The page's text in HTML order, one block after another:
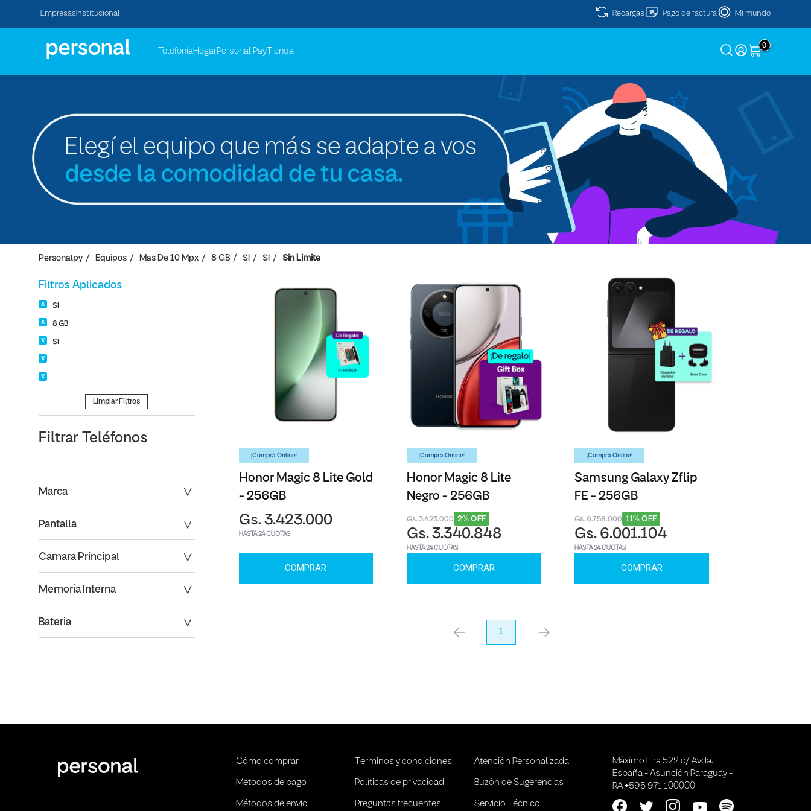
Empresas Institucional Recargas Pago de factura Mi mundo
TelefoníaHogarPersonal Pay Tienda
0
Personalpy Equipos Mas De 10 Mpx 8 GB SI SI Sin Limite
Filtros Aplicados
SI
8 GB
SI
Limpiar Filtros
Filtrar Teléfonos
Marca
Pantalla
Camara Principal
Memoria Interna
Bateria
¡Comprá Online!
Honor Magic 8 Lite Gold
- 256GB
Gs. 3.423.000
HASTA 24 CUOTAS
COMPRAR
¡Comprá Online!
Honor Magic 8 Lite
Negro - 256GB
2% OFF
Gs. 3.423.000
Gs. 3.340.848
HASTA 24 CUOTAS
COMPRAR
¡Comprá Online!
Samsung Galaxy Zflip
FE - 256GB
11% OFF
Gs. 6.758.000
Gs. 6.001.104
HASTA 24 CUOTAS
COMPRAR
anterior 1 próximo
Cómo comprar
Métodos de pago
Métodos de envio
Términos y condiciones
Políticas de privacidad
Preguntas frecuentes
Atención Personalizada
Buzón de Sugerencias
Servicio Técnico
Máximo Lira 522 c/ Avda.
España - Asunción Paraguay -
RA +595 971 100000